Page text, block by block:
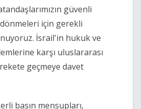
güvenli
için gerekli
İsrail'in hukuk ve
karşı uluslararası
geçmeye davet
basın mensupları,